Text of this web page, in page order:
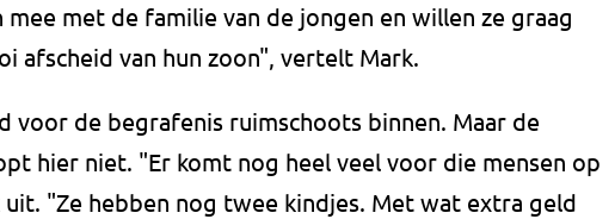
mee met de familie van de jongen en willen ze graag
afscheid van hun zoon", vertelt Mark.
voor de begrafenis ruimschoots binnen. Maar de
hier niet. "Er komt nog heel veel voor die mensen op
"Ze hebben nog twee kindjes. Met wat extra geld